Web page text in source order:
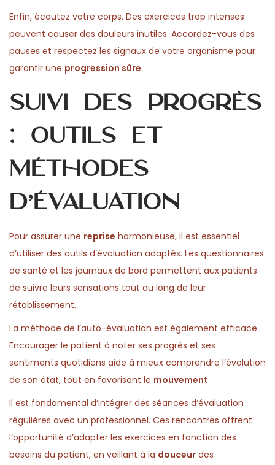
Enfin, écoutez votre corps. Des exercices trop intenses
peuvent causer des douleurs inutiles. Accordez-vous des
pauses et respectez les signaux de votre organisme pour
garantir une progression sûre.
Suivi des progrès
: outils et
méthodes
d’évaluation
Pour assurer une reprise harmonieuse, il est essentiel
d’utiliser des outils d’évaluation adaptés. Les questionnaires
de santé et les journaux de bord permettent aux patients
de suivre leurs sensations tout au long de leur
rétablissement.
La méthode de l’auto-évaluation est également efficace.
Encourager le patient à noter ses progrès et ses
sentiments quotidiens aide à mieux comprendre l’évolution
de son état, tout en favorisant le mouvement.
Il est fondamental d’intégrer des séances d’évaluation
régulières avec un professionnel. Ces rencontres offrent
l’opportunité d’adapter les exercices en fonction des
besoins du patient, en veillant à la douceur des